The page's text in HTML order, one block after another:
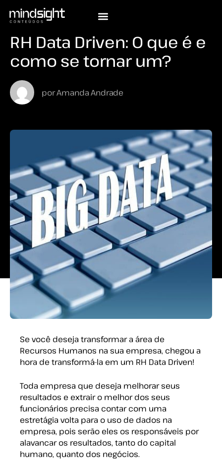
RH Data Driven: O que é e
como se tornar um?
porAmanda Andrade
7 min. de leitura
Se você deseja transformar a área de
Recursos Humanos na sua empresa, chegou a
hora de transformá-la em um RH Data Driven!
Toda empresa que deseja melhorar seus
resultados e extrair o melhor dos seus
funcionários precisa contar com uma
estretágia volta para o uso de dados na
empresa, pois serão eles os responsáveis por
alavancar os resultados, tanto do capital
humano, quanto dos negócios.